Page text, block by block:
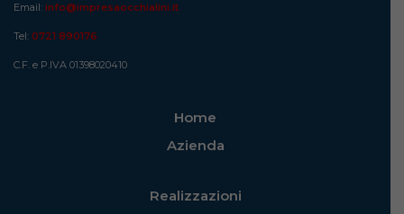
Email: info@impresaocchialini.it
Tel: 0721 890176
C.F. e P.IVA 01398020410
Home
Azienda
Realizzazioni